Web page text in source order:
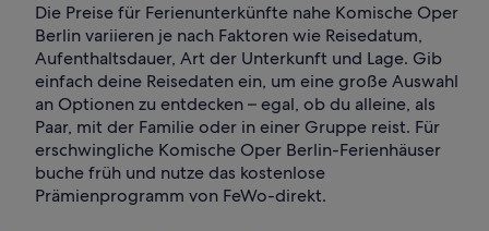
Die Preise für Ferienunterkünfte nahe Komische Oper
Berlin variieren je nach Faktoren wie Reisedatum,
Aufenthaltsdauer, Art der Unterkunft und Lage. Gib
einfach deine Reisedaten ein, um eine große Auswahl
an Optionen zu entdecken – egal, ob du alleine, als
Paar, mit der Familie oder in einer Gruppe reist. Für
erschwingliche Komische Oper Berlin-Ferienhäuser
buche früh und nutze das kostenlose
Prämienprogramm von FeWo-direkt.